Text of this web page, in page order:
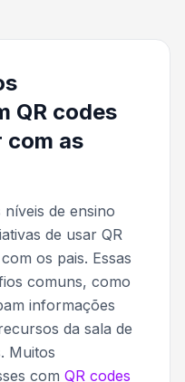
QR codes
com as
de ensino
de usar QR
os pais. Essas
comuns, como
informações
da sala de
Muitos
com QR codes